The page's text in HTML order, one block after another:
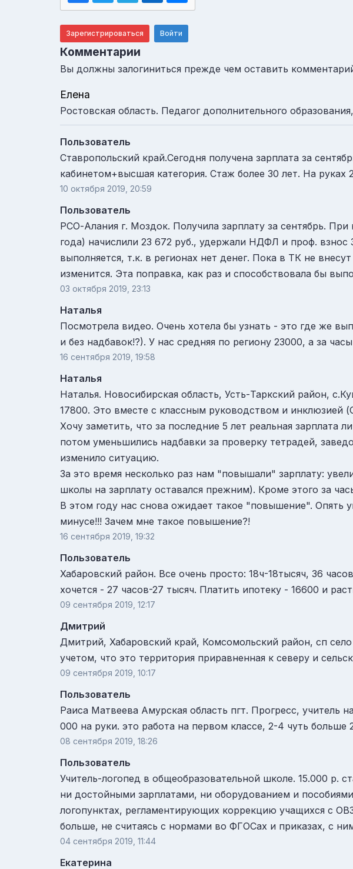
Зарегистрироваться Войти
Комментарии
Вы должны залогиниться прежде чем оставить
Елена
Ростовская область. Педагог дополнительного
Пользователь
Ставропольский край.Сегодня получена зарплата за
кабинетом+высшая категория. Стаж более 30 лет. На руках
10 октября 2019, 20:59
Пользователь
РСО-Алания г. Моздок. Получила зарплату за сентябрь.
года) начислили 23 672 руб., удержали НДФЛ и проф. взнос
выполняется, т.к. в регионах нет денег. Пока в ТК не
изменится. Эта поправка, как раз и способствовала бы
03 октября 2019, 23:13
Наталья
Посмотрела видео. Очень хотела бы узнать - это где же
и без надбавок!?). У нас средняя по региону 23000, а за
16 сентября 2019, 19:58
Наталья
Наталья. Новосибирская область, Усть-Таркский район,
17800. Это вместе с классным руководством и инклюзией
Хочу заметить, что за последние 5 лет реальная
потом уменьшились надбавки за проверку тетрадей,
изменило ситуацию.
За это время несколько раз нам "повышали" зарплату:
школы на зарплату оставался прежним). Кроме этого за
В этом году нас снова ожидает такое "повышение". Опять
минусе!!! Зачем мне такое повышение?!
16 сентября 2019, 19:32
Пользователь
Хабаровский район. Все очень просто: 18ч-18тысяч, 36
хочется - 27 часов-27 тысяч. Платить ипотеку - 16600 и
09 сентября 2019, 12:17
Дмитрий
Дмитрий, Хабаровский край, Комсомольский район, сп
учетом, что это территория приравненная к северу и
09 сентября 2019, 10:17
Пользователь
Раиса Матвеева Амурская область пгт. Прогресс, учитель
000 на руки. это работа на первом классе, 2-4 чуть больше
08 сентября 2019, 18:26
Пользователь
Учитель-логопед в общеобразовательной школе. 15.000 р.
ни достойными зарплатами, ни оборудованием и
логопунктах, регламентирующих коррекцию учащихся с
больше, не считаясь с нормами во ФГОСах и приказах, с
04 сентября 2019, 11:44
Екатерина